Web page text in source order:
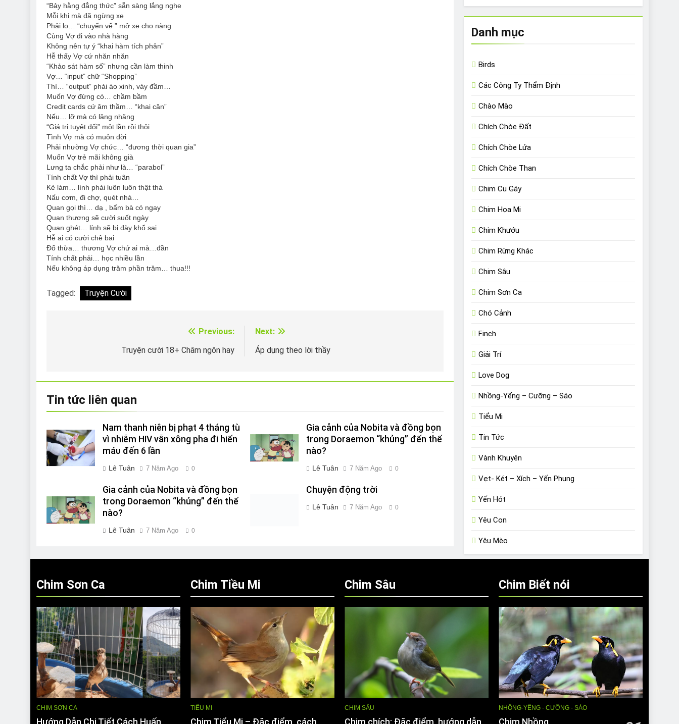
“Bảy hằng đẳng thức” sẵn sàng lắng nghe
Mỗi khi mà đã ngừng xe
Phải lo… “chuyển vế ” mở xe cho nàng
Cùng Vợ đi vào nhà hàng
Không nên tự ý “khai hàm tích phân”
Hễ thấy Vợ cứ nhăn nhăn
“Khảo sát hàm số” nhưng cần làm thinh
Vợ… “input” chữ “Shopping”
Thì… “output” phải áo xinh, váy đầm…
Muốn Vợ đừng có… chầm bầm
Credit cards cứ âm thầm… “khai căn”
Nếu… lỡ mà có lăng nhăng
“Giá trị tuyệt đối” một lần rồi thôi
Tình Vợ mà có muôn đời
Phải nhường Vợ chức… “đương thời quan gia”
Muốn Vợ trẻ mãi không già
Lưng ta chắc phải như là… “parabol”
Tính chất Vợ thì phải tuân
Kẻ làm… lính phải luôn luôn thật thà
Nấu cơm, đi chợ, quét nhà…
Quan gọi thì… dạ , bẩm bà có ngay
Quan thương sẽ cười suốt ngày
Quan ghét… lính sẽ bị đày khổ sai
Hễ ai có cười chê bai
Ðổ thừa… thương Vợ chứ ai mà…đần
Tính chất phải… học nhiều lần
Nếu không áp dụng trăm phần trăm… thua!!!
Tagged: Truyện Cười
Previous:
Truyện cười 18+ Châm ngôn hay
Next:
Áp dụng theo lời thầy
Tin tức liên quan
Nam thanh niên bị phạt 4 tháng tù
vì nhiễm HIV vẫn xông pha đi hiến
máυ đến 6 lần
Lê Tuân 7 Năm Ago 0
Gia cảnh của Nobita và đồng bọn
trong Doraemon “khủng” đến thế
nào?
Lê Tuân 7 Năm Ago 0
Gia cảnh của Nobita và đồng bọn
trong Doraemon “khủng” đến thế
nào?
Lê Tuân 7 Năm Ago 0
Chuyện động trời
Lê Tuân 7 Năm Ago 0
Danh mục
Birds
Các Công Ty Thẩm Định
Chào Mào
Chích Chòe Đất
Chích Chòe Lửa
Chích Chòe Than
Chim Cu Gáy
Chim Họa Mi
Chim Khướu
Chim Rừng Khác
Chim Sâu
Chim Sơn Ca
Chó Cảnh
Finch
Giải Trí
Love Dog
Nhồng-Yểng – Cưỡng – Sáo
Tiểu Mi
Tin Tức
Vành Khuyên
Vẹt- Két – Xích – Yến Phụng
Yến Hót
Yêu Con
Yêu Mèo
Chim Sơn Ca
CHIM SƠN CA
Hướng Dẫn Chi Tiết Cách Huấn
Chim Tiều Mi
TIỂU MI
Chim Tiểu Mi – Đặc điểm, cách
Chim Sâu
CHIM SÂU
Chim chích: Đặc điểm, hướng dẫn
Chim Biết nói
NHỒNG-YỂNG - CƯỠNG - SÁO
Chim Nhồng